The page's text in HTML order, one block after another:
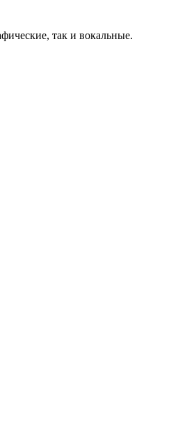
так и вокальные.